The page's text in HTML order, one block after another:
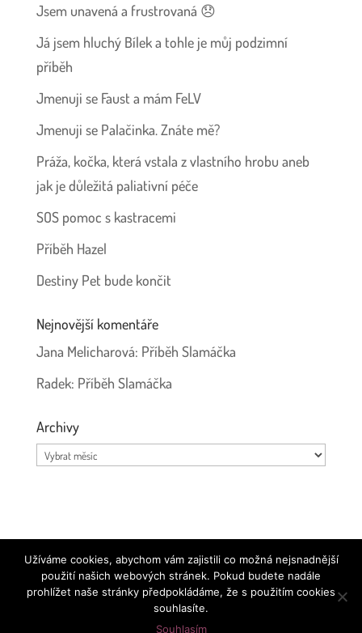
Jsem unavená a frustrovaná 😞
Já jsem hluchý Bílek a tohle je můj podzimní
příběh
Jmenuji se Faust a mám FeLV
Jmenuji se Palačinka. Znáte mě?
Práža, kočka, která vstala z vlastního hrobu aneb
jak je důležitá paliativní péče
SOS pomoc s kastracemi
Příběh Hazel
Destiny Pet bude končit
Nejnovější komentáře
Jana Melicharová: Příběh Slamáčka
Radek: Příběh Slamáčka
Archivy
Archivy
osobních údajů
Užíváme cookies, abychom vám zajistili co možná nejsnadnější
použití našich webových stránek. Pokud budete nadále
prohlížet naše stránky předpokládáme, že s použitím cookies
souhlasíte.
Souhlasím